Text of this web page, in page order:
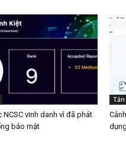
NCSC vinh danh vì đã phát
bảo mật